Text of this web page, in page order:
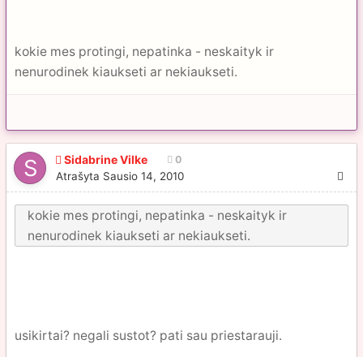
kokie mes protingi, nepatinka - neskaityk ir
nenurodinek kiaukseti ar nekiaukseti.
Sidabrine Vilke 0
Atrašyta Sausio 14, 2010
kokie mes protingi, nepatinka - neskaityk ir
nenurodinek kiaukseti ar nekiaukseti.
usikirtai? negali sustot? pati sau priestarauji.